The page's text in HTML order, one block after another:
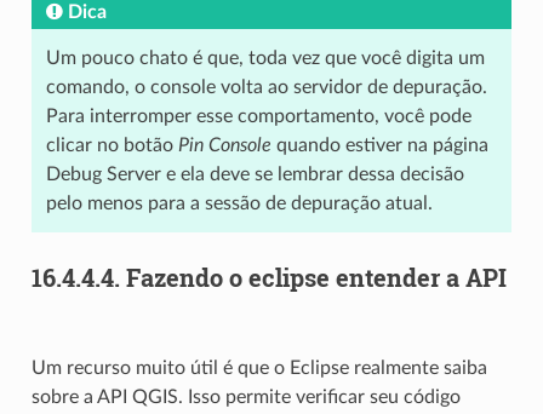
Dica
Um pouco chato é que, toda vez que você digita um
comando, o console volta ao servidor de depuração.
Para interromper esse comportamento, você pode
clicar no botão Pin Console quando estiver na página
Debug Server e ela deve se lembrar dessa decisão
pelo menos para a sessão de depuração atual.
16.4.4.4. Fazendo o eclipse entender a API
Um recurso muito útil é que o Eclipse realmente saiba
sobre a API QGIS. Isso permite verificar seu código